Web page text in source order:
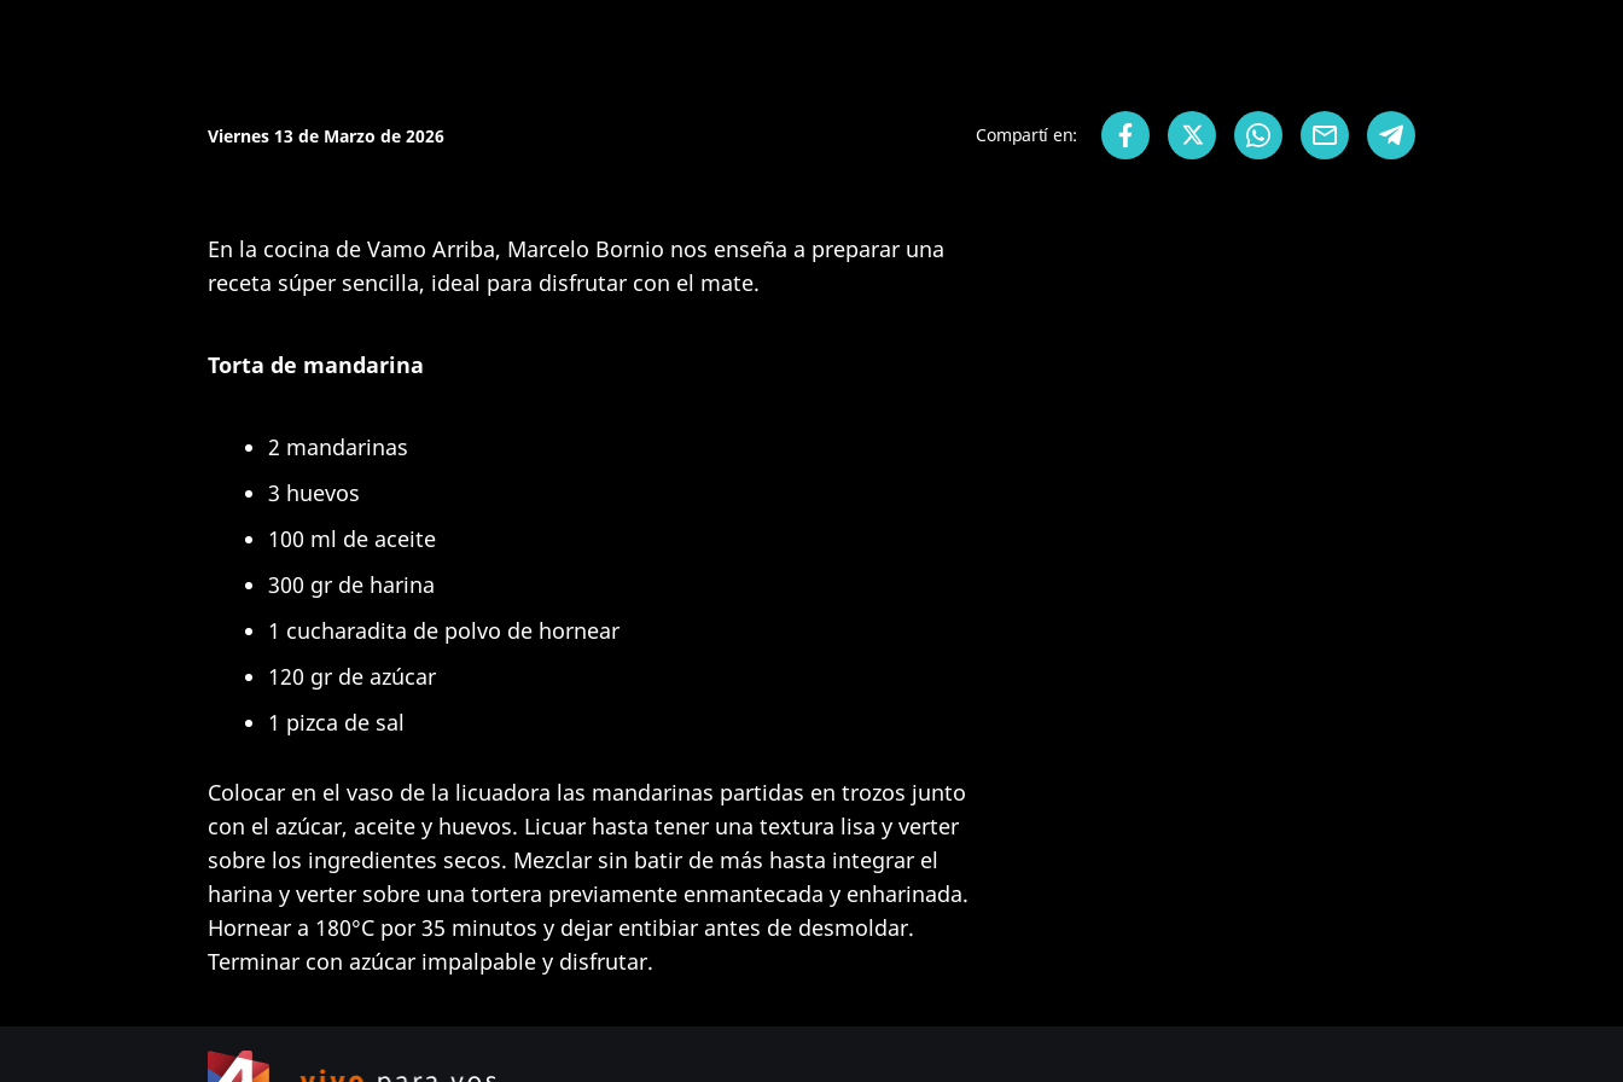
Viernes 13 de Marzo de 2026 Compartí en:
En la cocina de Vamo Arriba, Marcelo Bornio nos enseña a preparar una
receta súper sencilla, ideal para disfrutar con el mate.
Torta de mandarina
2 mandarinas
3 huevos
100 ml de aceite
300 gr de harina
1 cucharadita de polvo de hornear
120 gr de azúcar
1 pizca de sal
Colocar en el vaso de la licuadora las mandarinas partidas en trozos junto
con el azúcar, aceite y huevos. Licuar hasta tener una textura lisa y verter
sobre los ingredientes secos. Mezclar sin batir de más hasta integrar el
harina y verter sobre una tortera previamente enmantecada y enharinada.
Hornear a 180°C por 35 minutos y dejar entibiar antes de desmoldar.
Terminar con azúcar impalpable y disfrutar.